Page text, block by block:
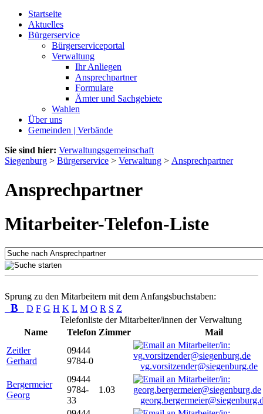
Startseite
Aktuelles
Bürgerservice
Bürgerserviceportal
Verwaltung
Ihr Anliegen
Ansprechpartner
Formulare
Ämter und Sachgebiete
Wahlen
Über uns
Gemeinden | Verbände
Sie sind hier: Verwaltungsgemeinschaft
Siegenburg > Bürgerservice > Verwaltung > Ansprechpartner
Ansprechpartner
Mitarbeiter-Telefon-Liste
Sprung zu den Mitarbeitern mit dem Anfangsbuchstaben:
B D F G H K L M O R S Z
Telefonliste der Mitarbeiter/innen der Verwaltung
Name
Telefon Zimmer
Mail
Zeitler
Gerhard
09444
9784-0
vg.vorsitzender@siegenburg.de
Bergermeier
Georg
09444
9784-
33
1.03